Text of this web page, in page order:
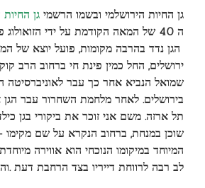
גן החיות הירושלמי ובשמו הרשמי גן
ה 40 של המאה הקודמת על ידי ה
זואולוג
הגן נדד בהרבה מקומות, פועל יוצא של
ירושלים, החל כמין פינת חי ברחוב הרב
שמואל הנביא אחר כך עבר לאוניברסיטה
בירושלים. לאחר מלחמת השחרור עבר
תל ארזה. משם אני זוכר את ביקורי בגן
שוכן במנחת, ברחוב הנקרא על שם מקימו
המיוחד במיקומו הנוכחי הוא אווירה
לב רבה לרווחת דייריו בצד הרחבת דעת